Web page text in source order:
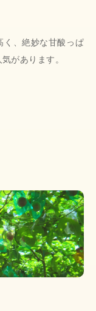
く、絶妙な甘酸っぱ
があります。